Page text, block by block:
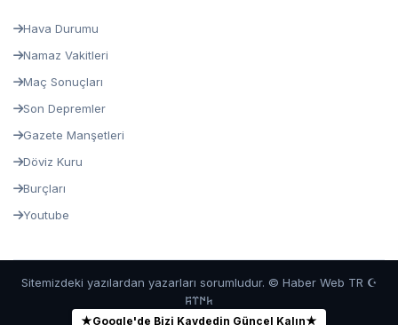
Hava Durumu
Namaz Vakitleri
Maç Sonuçları
Son Depremler
Gazete Manşetleri
Döviz Kuru
Burçları
Youtube
Sitemizdeki yazılardan yazarları sorumludur. © Haber Web TR ☪
𐱅𐰇𐰼𐰰
★Google'de Bizi Kaydedin Güncel Kalın★